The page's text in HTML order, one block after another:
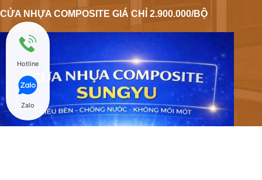
CỬA NHỰA COMPOSITE GIÁ CHỈ 2.900.000/BỘ
Hotline
Zalo